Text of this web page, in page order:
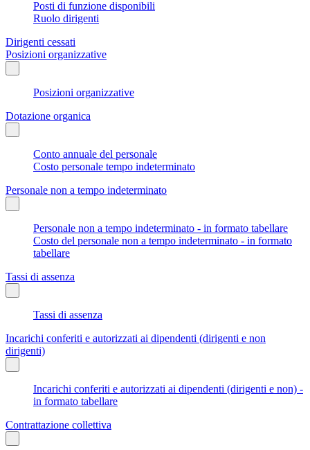
Posti di funzione disponibili
Ruolo dirigenti
Dirigenti cessati
Posizioni organizzative
Posizioni organizzative
Dotazione organica
Conto annuale del personale
Costo personale tempo indeterminato
Personale non a tempo indeterminato
Personale non a tempo indeterminato - in formato tabellare
Costo del personale non a tempo indeterminato - in formato
tabellare
Tassi di assenza
Tassi di assenza
Incarichi conferiti e autorizzati ai dipendenti (dirigenti e non
dirigenti)
Incarichi conferiti e autorizzati ai dipendenti (dirigenti e non) -
in formato tabellare
Contrattazione collettiva